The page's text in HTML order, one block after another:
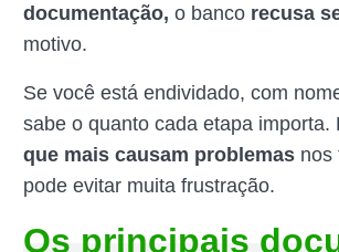
documentação, o banco recusa
motivo.
Se você está endividado, com
sabe o quanto cada etapa
que mais causam problemas nos
pode evitar muita frustração.
Os principais